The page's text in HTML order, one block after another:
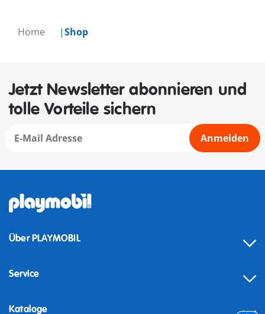
Home Shop
Jetzt Newsletter abonnieren und
tolle Vorteile sichern
Anmelden
Über PLAYMOBIL
Service
Kataloge